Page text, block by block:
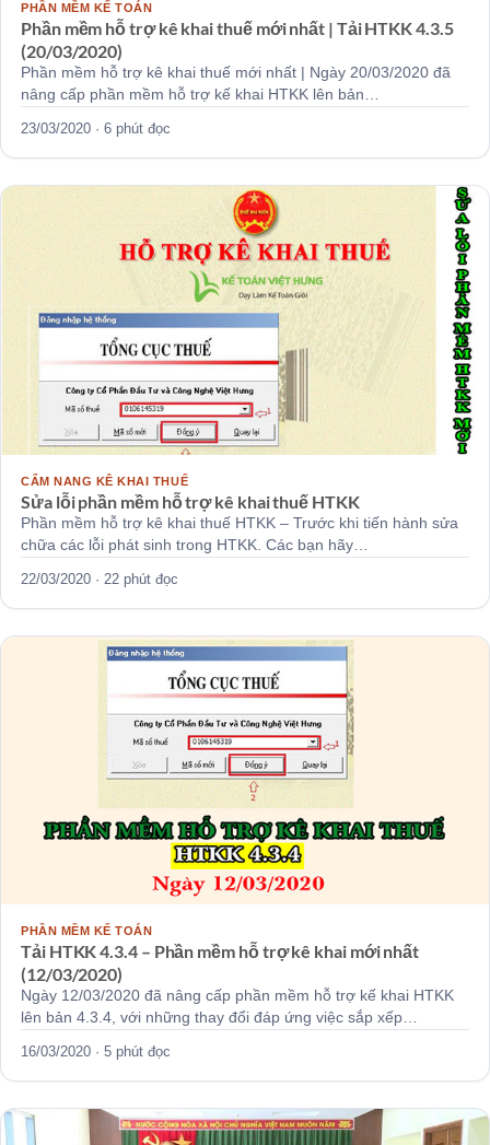
PHẦN MỀM KẾ TOÁN
Phần mềm hỗ trợ kê khai thuế mới nhất | Tải HTKK 4.3.5
(20/03/2020)
Phần mềm hỗ trợ kê khai thuế mới nhất | Ngày 20/03/2020 đã
nâng cấp phần mềm hỗ trợ kế khai HTKK lên bản…
23/03/2020 · 6 phút đọc
CẨM NANG KÊ KHAI THUẾ
Sửa lỗi phần mềm hỗ trợ kê khai thuế HTKK
Phần mềm hỗ trợ kê khai thuế HTKK – Trước khi tiến hành sửa
chữa các lỗi phát sinh trong HTKK. Các bạn hãy…
22/03/2020 · 22 phút đọc
PHẦN MỀM KẾ TOÁN
Tải HTKK 4.3.4 – Phần mềm hỗ trợ kê khai mới nhất
(12/03/2020)
Ngày 12/03/2020 đã nâng cấp phần mềm hỗ trợ kế khai HTKK
lên bản 4.3.4, với những thay đổi đáp ứng việc sắp xếp…
16/03/2020 · 5 phút đọc